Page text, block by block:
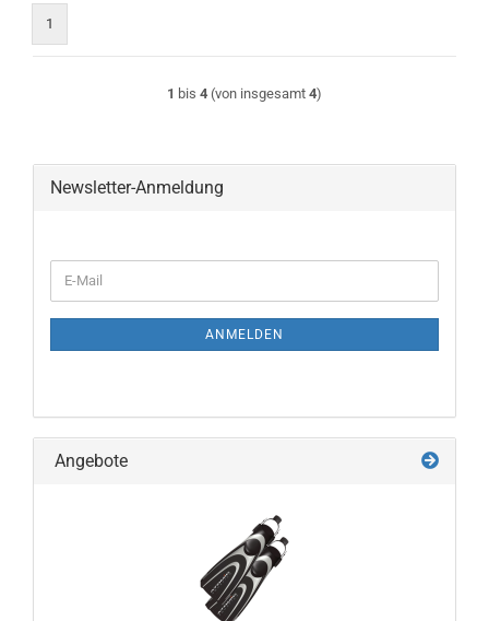
1
1 bis 4 (von insgesamt 4)
Newsletter-Anmeldung
ZUR
E-
Mail
ANMELDEN
Angebote